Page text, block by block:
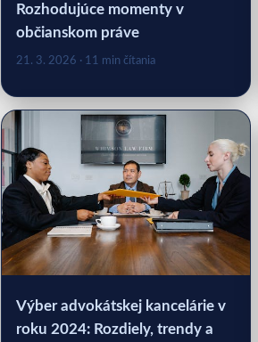
Rozhodujúce momenty v
občianskom práve
21. 3. 2026 · 11 min čítania
Výber advokátskej kancelárie v
roku 2024: Rozdiely, trendy a